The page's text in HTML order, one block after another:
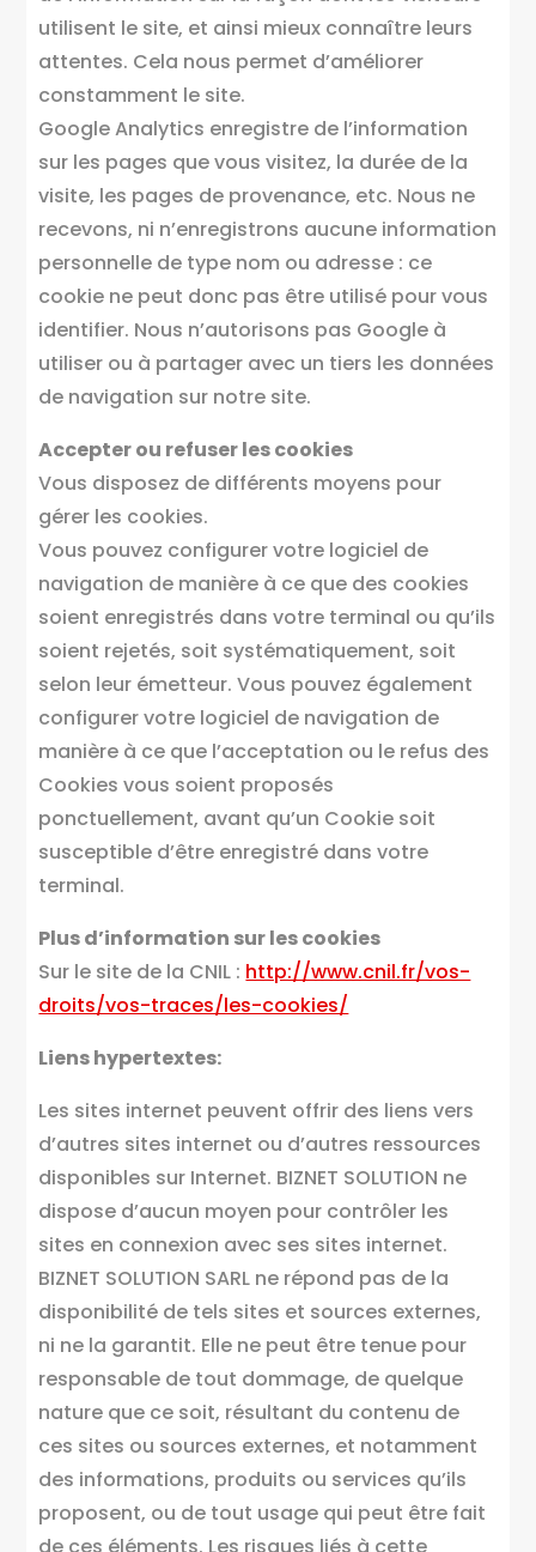
utilisent le site, et ainsi mieux connaître leurs
attentes. Cela nous permet d’améliorer
constamment le site.
Google Analytics enregistre de l’information
sur les pages que vous visitez, la durée de la
visite, les pages de provenance, etc. Nous ne
recevons, ni n’enregistrons aucune information
personnelle de type nom ou adresse : ce
cookie ne peut donc pas être utilisé pour vous
identifier. Nous n’autorisons pas Google à
utiliser ou à partager avec un tiers les données
de navigation sur notre site.
Accepter ou refuser les cookies
Vous disposez de différents moyens pour
gérer les cookies.
Vous pouvez configurer votre logiciel de
navigation de manière à ce que des cookies
soient enregistrés dans votre terminal ou qu’ils
soient rejetés, soit systématiquement, soit
selon leur émetteur. Vous pouvez également
configurer votre logiciel de navigation de
manière à ce que l’acceptation ou le refus des
Cookies vous soient proposés
ponctuellement, avant qu’un Cookie soit
susceptible d’être enregistré dans votre
terminal.
Plus d’information sur les cookies
Sur le site de la CNIL : http://www.cnil.fr/vos-
droits/vos-traces/les-cookies/
Liens hypertextes:
Les sites internet peuvent offrir des liens vers
d’autres sites internet ou d’autres ressources
disponibles sur Internet. BIZNET SOLUTION ne
dispose d’aucun moyen pour contrôler les
sites en connexion avec ses sites internet.
BIZNET SOLUTION SARL ne répond pas de la
disponibilité de tels sites et sources externes,
ni ne la garantit. Elle ne peut être tenue pour
responsable de tout dommage, de quelque
nature que ce soit, résultant du contenu de
ces sites ou sources externes, et notamment
des informations, produits ou services qu’ils
proposent, ou de tout usage qui peut être fait